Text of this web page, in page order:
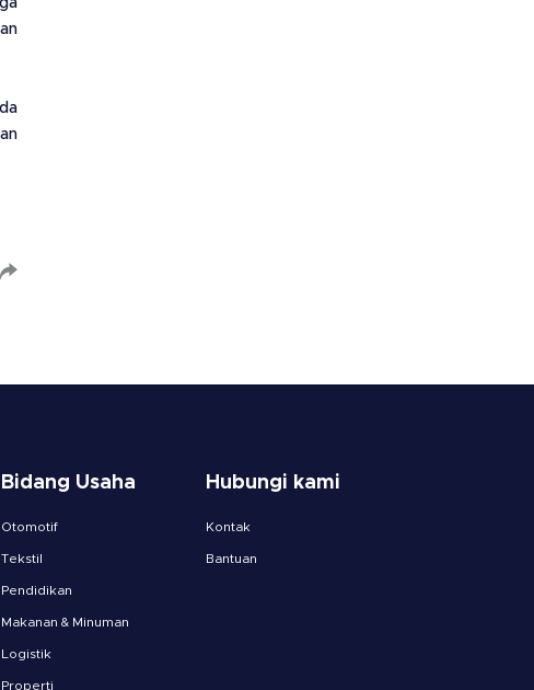
Bidang Usaha
Otomotif
Tekstil
Pendidikan
Makanan & Minuman
Logistik
Properti
Hubungi kami
Kontak
Bantuan